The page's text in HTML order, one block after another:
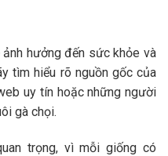
hưởng đến sức khỏe và
tìm hiểu rõ nguồn gốc của
uy tín hoặc những người
gà chọi.
trọng, vì mỗi giống có